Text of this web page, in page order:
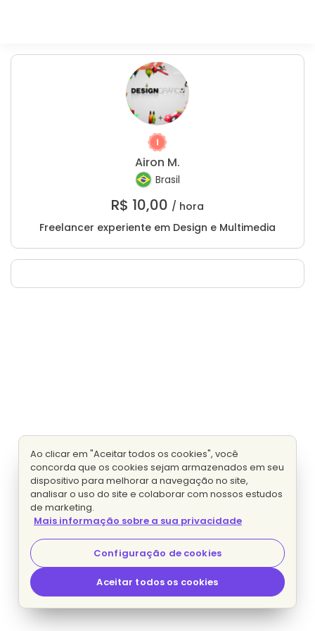
Airon M.
Brasil
R$ 10,00 / hora
Freelancer experiente em Design e Multimedia
Ao clicar em "Aceitar todos os cookies", você
concorda que os cookies sejam armazenados em seu
dispositivo para melhorar a navegação no site,
analisar o uso do site e colaborar com nossos estudos
de marketing.
Mais informação sobre a sua privacidade
Configuração de cookies
Aceitar todos os cookies